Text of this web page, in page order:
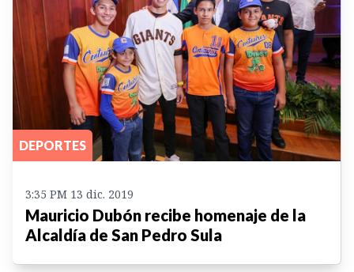
DEPORTES
3:35 PM 13 dic. 2019
Mauricio Dubón recibe homenaje de la
Alcaldía de San Pedro Sula